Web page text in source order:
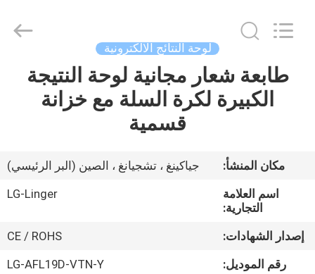
مسكن
معلومات
جولة
Technology
لوحة النتائج الالكترونية
طابعة شعار مجانية لوحة النتيجة
الكبيرة لكرة السلة مع خزانة
قسمية
مكان المنشأ:
جياكينغ ، تشجيانغ ، الصين (البر الرئيسي)
اسم العلامة
التجارية:
LG-Linger
إصدار الشهادات:
CE / ROHS
رقم الموديل:
LG-AFL19D-VTN-Y